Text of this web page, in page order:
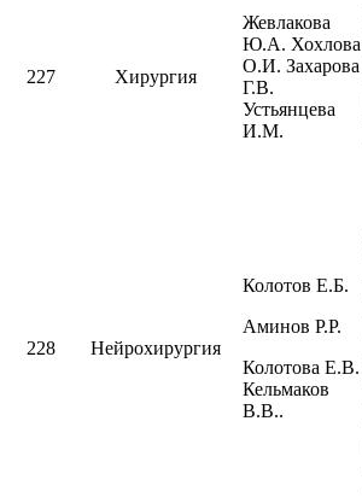
227 Хирургия
Жевлакова
Ю.А. Хохлова
О.И. Захарова
Г.В.
Устьянцева
И.М.
228 Нейрохирургия
Колотов Е.Б.
Аминов Р.Р.
Колотова Е.В.
Кельмаков
В.В..